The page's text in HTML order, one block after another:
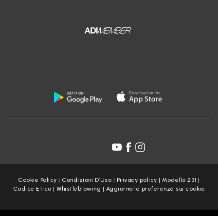
Cookie Policy | Condizioni D’Uso | Privacy policy |Modello 231 |
Codice Etico |Whistleblowing | Aggiorna le preferenze sui cookie